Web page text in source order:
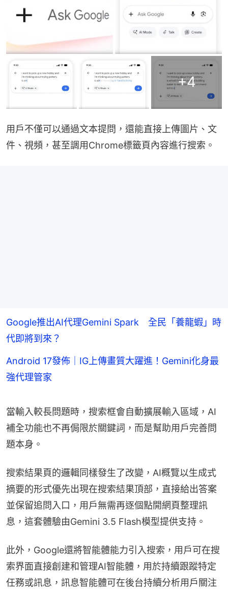
+4
用戶不僅可以通過文本提問，還能直接上傳圖片、文
件、視頻，甚至調用Chrome標籤頁內容進行搜索。
Google推出AI代理Gemini Spark 全民「養龍蝦」時
代即將到來？
Android 17發佈｜IG上傳畫質大躍進！Gemini化身最
強代理管家
當輸入較長問題時，搜索框會自動擴展輸入區域，AI
補全功能也不再侷限於關鍵詞，而是幫助用戶完善問
題本身。
搜索結果頁的邏輯同樣發生了改變，AI概覽以生成式
摘要的形式優先出現在搜索結果頂部，直接給出答案
並保留追問入口，用戶無需再逐個點開網頁整理訊
息，這套體驗由Gemini 3.5 Flash模型提供支持。
此外，Google還將智能體能力引入搜索，用戶可在搜
索界面直接創建和管理AI智能體，用於持續跟蹤特定
任務或訊息，訊息智能體可在後台持續分析用戶關注